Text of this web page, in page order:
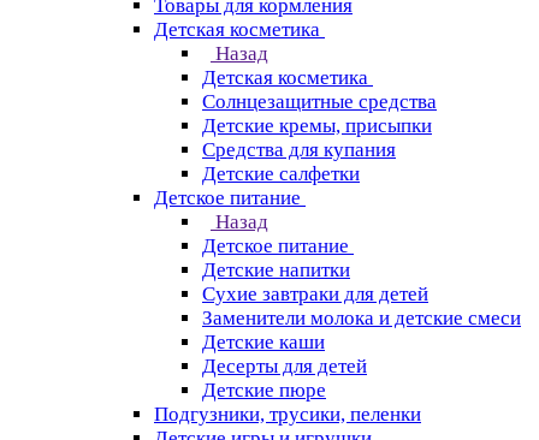
Товары для кормления
Детская косметика
Назад
Детская косметика
Солнцезащитные средства
Детские кремы, присыпки
Средства для купания
Детские салфетки
Детское питание
Назад
Детское питание
Детские напитки
Сухие завтраки для детей
Заменители молока и детские смеси
Детские каши
Десерты для детей
Детские пюре
Подгузники, трусики, пеленки